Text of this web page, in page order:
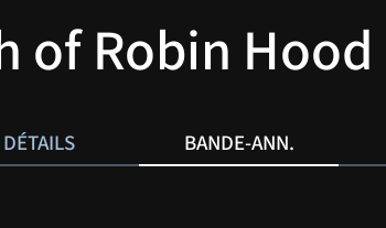
of Robin Hood
DÉTAILS BANDE-ANN.